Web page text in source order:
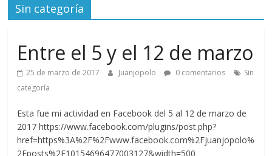
con
la
ciencia
Sin categoría
Entre el 5 y el 12 de marzo
25 de marzo de 2017 Juanjopolo 0 comentarios
Sin
categoría
Esta fue mi actividad en Facebook del 5 al 12 de marzo de
2017 https://www.facebook.com/plugins/post.php?
href=https%3A%2F%2Fwww.facebook.com%2Fjuanjopolo%
2Fposts%2F10154696477003127&width=500